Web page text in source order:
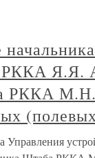
Я.Я.
РККА М.Н.
Управления